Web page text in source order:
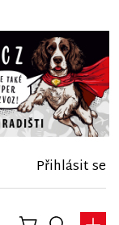
Přihlásit se